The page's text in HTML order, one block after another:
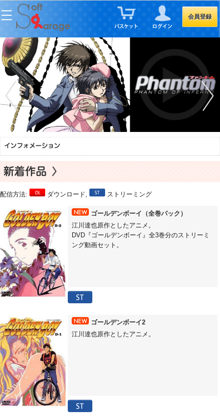
会員登録
配信方法: ダウンロード, ストリーミング
ゴールデンボーイ（全巻パック）
江川達也原作としたアニメ。
DVD『ゴールデンボーイ』全3巻分のストリーミ
ング動画セット。
ゴールデンボーイ2
江川達也原作としたアニメ。